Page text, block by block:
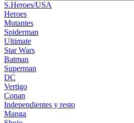
S.Heroes/USA
Heroes
Mutantes
Spiderman
Ultimate
Star Wars
Batman
Superman
DC
Vertigo
Conan
Independientes y resto
Manga